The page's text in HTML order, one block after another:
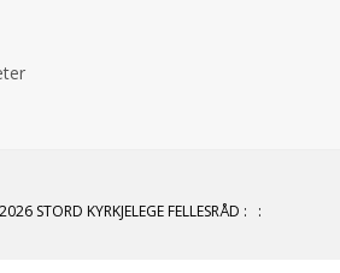
STORD KYRKJELEGE FELLESRÅD : :